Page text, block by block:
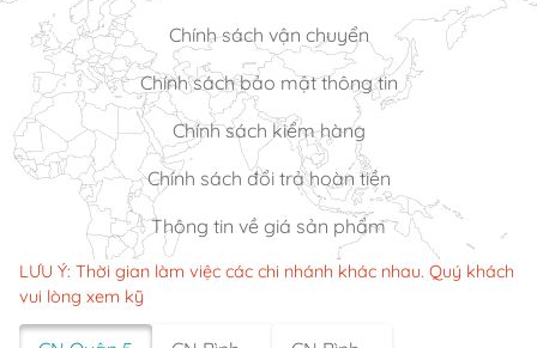
Chính sách vận chuyển
Chính sách bảo mật thông tin
Chính sách kiểm hàng
Chính sách đổi trả hoàn tiền
Thông tin về giá sản phẩm
LƯU Ý: Thời gian làm việc các chi nhánh khác nhau. Quý khách
vui lòng xem kỹ